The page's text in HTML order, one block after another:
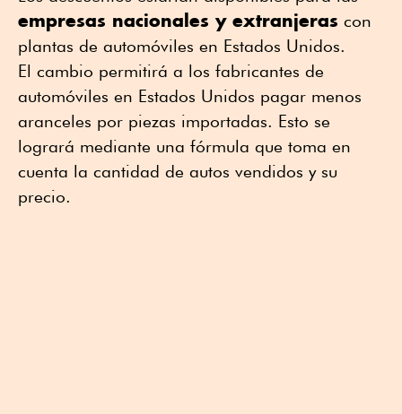
empresas nacionales y extranjeras con
plantas de automóviles en Estados Unidos.
El cambio permitirá a los fabricantes de
automóviles en Estados Unidos pagar menos
aranceles por piezas importadas. Esto se
logrará mediante una fórmula que toma en
cuenta la cantidad de autos vendidos y su
precio.